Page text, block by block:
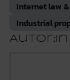
Internet law
Industrial
Autor:in